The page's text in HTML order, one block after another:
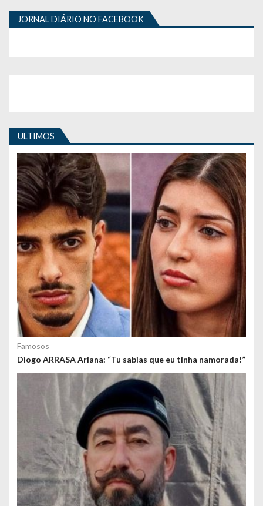
d
i
g
o
s
JORNAL DIÁRIO NO FACEBOOK
ULTIMOS
Famosos
Diogo ARRASA Ariana: “Tu sabias que eu tinha namorada!”